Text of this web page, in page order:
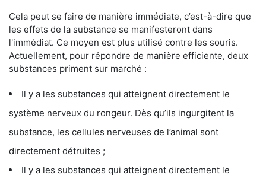
Cela peut se faire de manière immédiate, c’est-à-dire que
les effets de la substance se manifesteront dans
l'immédiat. Ce moyen est plus utilisé contre les souris.
Actuellement, pour répondre de manière efficiente, deux
substances priment sur marché :
Il y a les substances qui atteignent directement le
système nerveux du rongeur. Dès qu’ils ingurgitent la
substance, les cellules nerveuses de l’animal sont
directement détruites ;
Il y a les substances qui atteignent directement le